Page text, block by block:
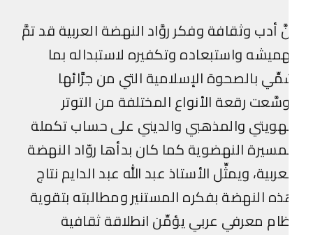
أدب وثقافة وفكر روَّاد النهضة العربية قد تمَّ
واستبعاده وتكفيره لاستبداله بما
بالصحوة الإسلامية التي من جرَّائها
رقعة الأنواع المختلفة من التوتر
والمذهبي والديني على حساب تكملة
النهضوية كما كان بدأها روّاد النهضة
ويمثِّل الأستاذ عبد الله عبد الدايم نتاج
النهضة بفكره المستنير ومطالبته بتقوية
معرفي عربي يؤمِّن انطلاقة ثقافية